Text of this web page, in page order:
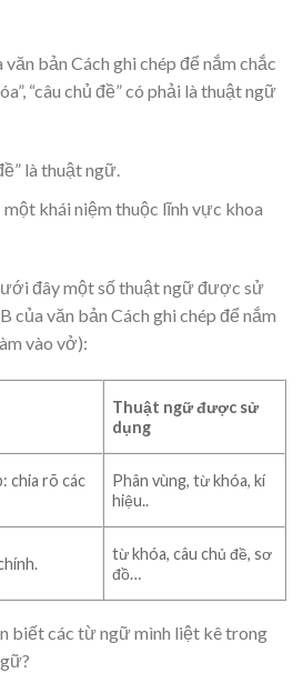
bản Cách ghi chép để nắm chắc
“câu chủ đề” có phải là thuật ngữ
là thuật ngữ.
khái niệm thuộc lĩnh vực khoa
đây một số thuật ngữ được sử
của văn bản Cách ghi chép để nắm
vào vở):
Thuật ngữ được sử
dụng
chia rõ các
Phân vùng, từ khóa, kí
hiệu..
từ khóa, câu chủ đề, sơ
đồ…
biết các từ ngữ mình liệt kê trong